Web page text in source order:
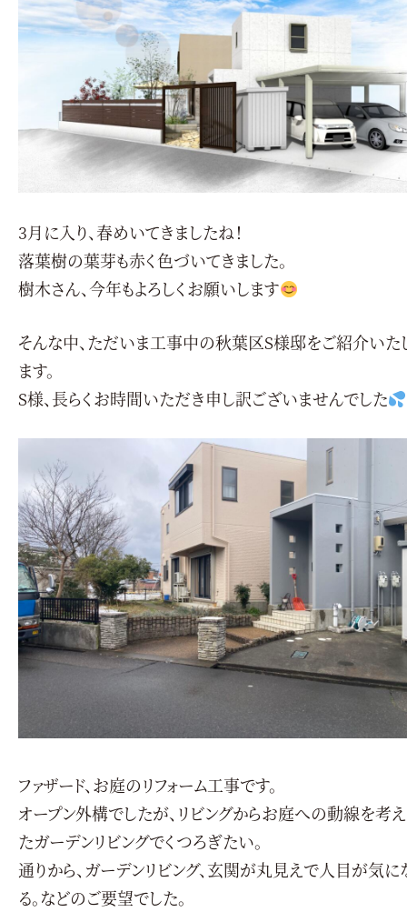
3月に入り、春めいてきましたね！
落葉樹の葉芽も赤く色づいてきました。
樹木さん、今年もよろしくお願いします
そんな中、ただいま工事中の秋葉区S様邸をご紹介いた
ます。
S様、長らくお時間いただき申し訳ございませんでした
ファザード、お庭のリフォーム工事です。
オープン外構でしたが、リビングからお庭への動線を考え
たガーデンリビングでくつろぎたい。
通りから、ガーデンリビング、玄関が丸見えで人目が気に
る。などのご要望でした。